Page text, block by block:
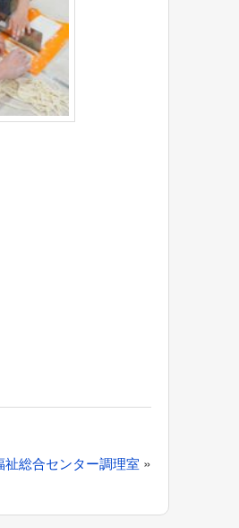
総合センター調理室 »